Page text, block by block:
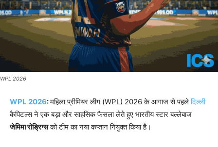
WPL 2026
WPL 2026:महिला प्रीमियर लीग (WPL) 2026 के आगाज से पहलेदिल्ली
कैपिटल्स ने एक बड़ा और साहसिक फैसला लेते हुए भारतीय स्टार बल्लेबाज
जेमिमा रोड्रिग्सको टीम का नया कप्तान नियुक्त किया है।